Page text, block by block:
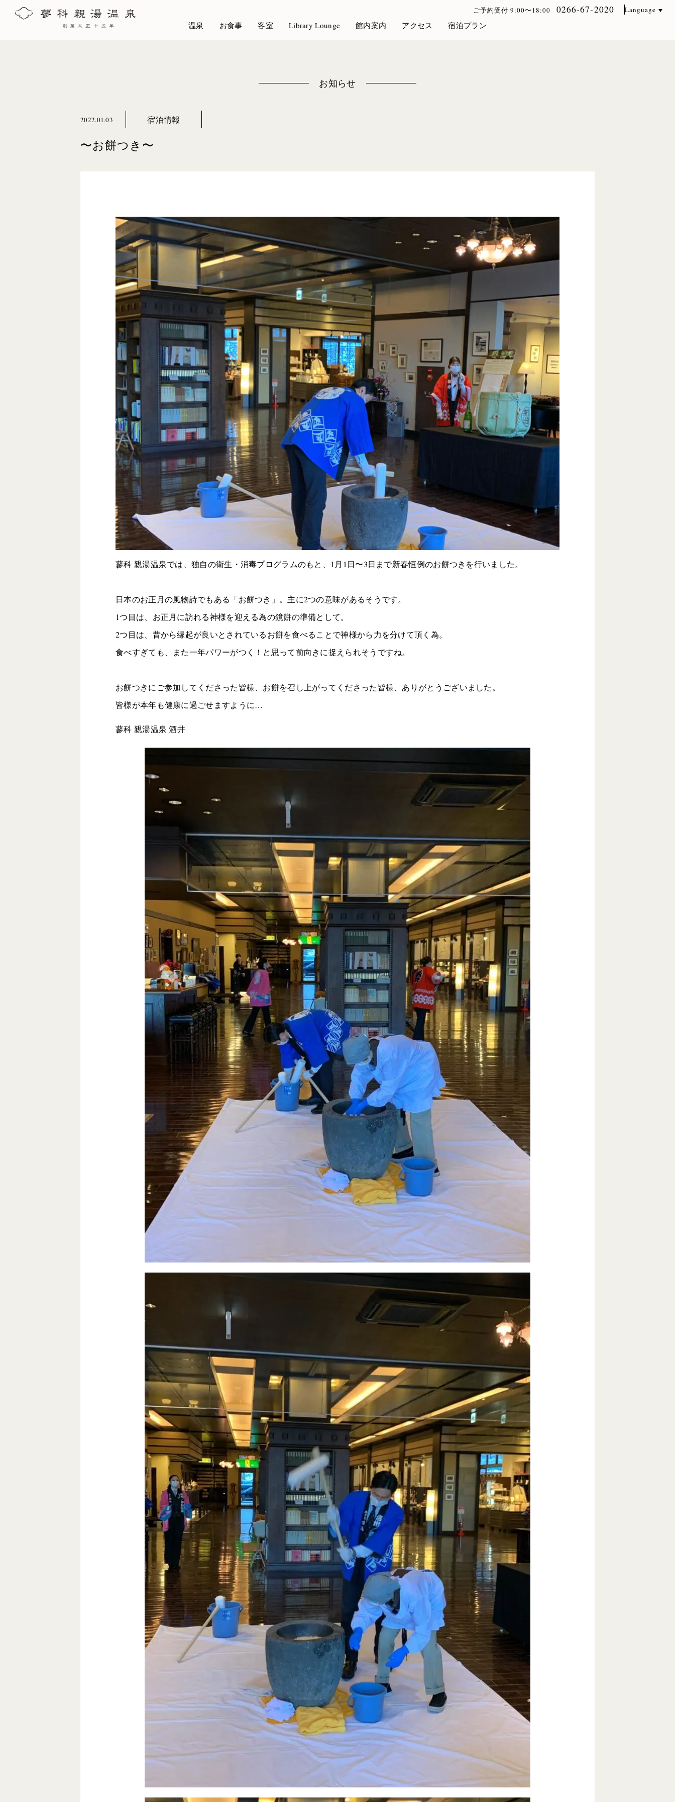
ご予約受付 9:00〜18:00 0266-67-2020 Language
温泉 お食事 客室 Library Lounge 館内案内 アクセス 宿泊プラン
お知らせ
2022.01.03 宿泊情報
〜お餅つき〜
蓼科 親湯温泉では、独自の衛生・消毒プログラムのもと、1月1日〜3日まで新春恒例のお餅つきを行いました。
日本のお正月の風物詩でもある「お餅つき」。主に2つの意味があるそうです。
1つ目は、お正月に訪れる神様を迎える為の鏡餅の準備として。
2つ目は、昔から縁起が良いとされているお餅を食べることで神様から力を分けて頂く為。
食べすぎても、また一年パワーがつく！と思って前向きに捉えられそうですね。
お餅つきにご参加してくださった皆様、お餅を召し上がってくださった皆様、ありがとうございました。
皆様が本年も健康に過ごせますように…
蓼科 親湯温泉 酒井